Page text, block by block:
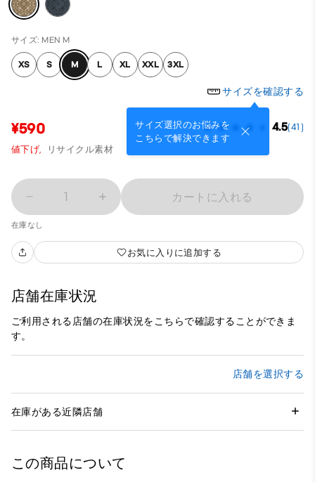
サイズ: MEN M
XS S M L XL XXL 3XL
サイズを確認する
サイズ選択のお悩みを
こちらで解決できます
¥590 4.5(41)
値下げ, リサイクル素材
1 カートに入れる
在庫なし
お気に入りに追加する
店舗在庫状況
ご利用される店舗の在庫状況をこちらで確認することができま
す。
店舗を選択する
在庫がある近隣店舗
この商品について